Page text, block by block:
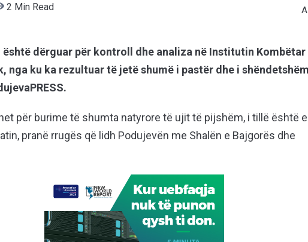
2 Min Read A
është dërguar për kontroll dhe analiza në Institutin Kombëtar
nga ku ka rezultuar të jetë shumë i pastër dhe i
për burime të shumta natyrore të ujit të pijshëm, i tillë është
pranë rrugës që lidh Podujevën me Shalën e Bajgorës dhe